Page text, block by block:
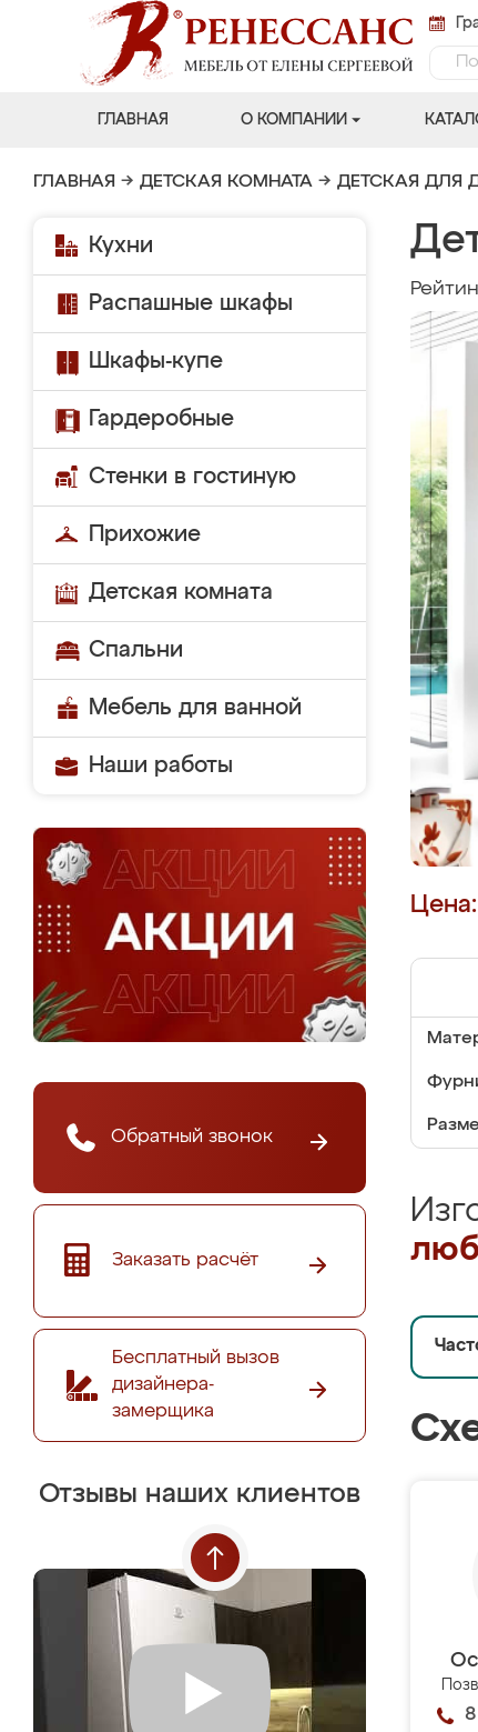
ГЛАВНАЯ О КОМПАНИИ
ГЛАВНАЯ → ДЕТСКАЯ КОМНАТА → ДЕТСКАЯ ДЛЯ
Кухни
Распашные шкафы
Шкафы-купе
Гардеробные
Стенки в гостиную
Прихожие
Детская комната
Спальни
Мебель для ванной
Наши работы
Обратный звонок
Заказать расчёт
Бесплатный вызов
дизайнера-
замерщика
Отзывы наших клиентов